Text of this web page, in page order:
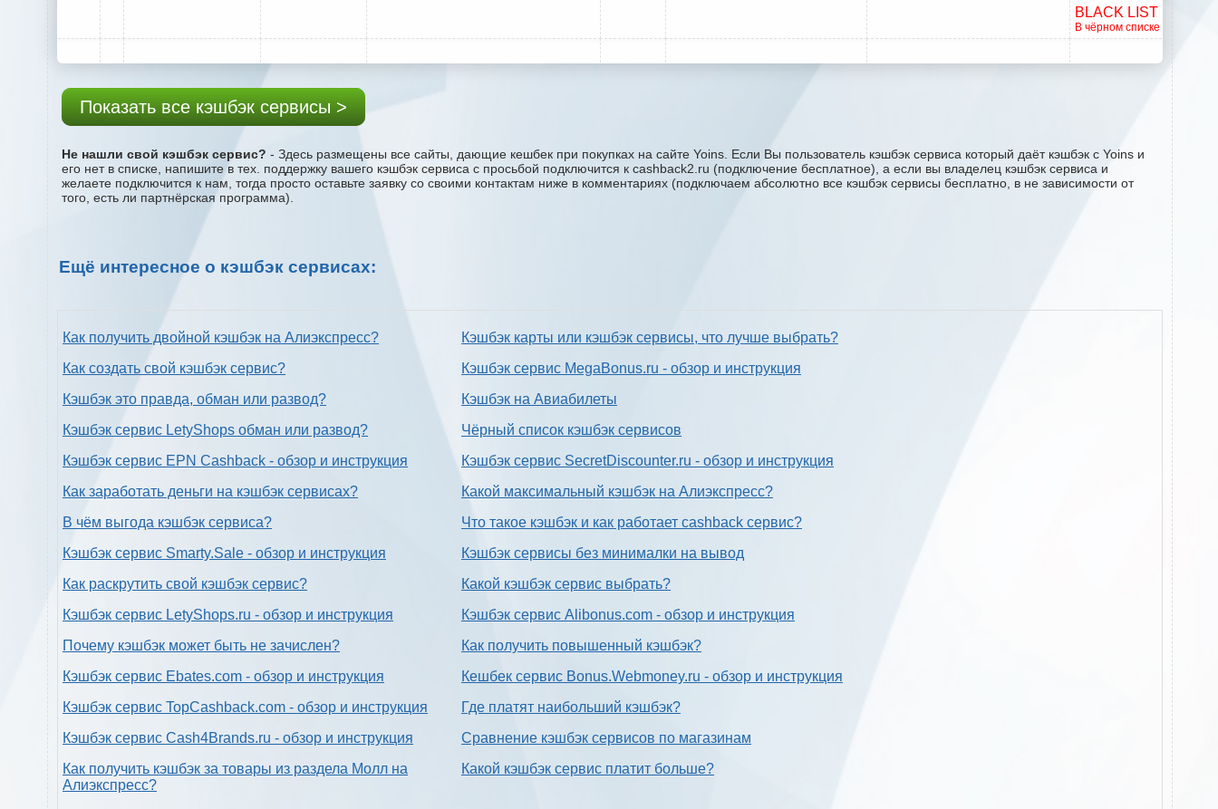
BLACK LIST
В чёрном списке
Показать все кэшбэк сервисы >
Не нашли свой кэшбэк сервис? - Здесь размещены все сайты, дающие кешбек при покупках на сайте Yoins. Если Вы пользователь кэшбэк сервиса который даёт кэшбэк с Yoins и
его нет в списке, напишите в тех. поддержку вашего кэшбэк сервиса с проcьбой подключится к cashback2.ru (подключение бесплатное), а если вы владелец кэшбэк сервиса и
желаете подключится к нам, тогда просто оставьте заявку со своими контактам ниже в комментариях (подключаем абсолютно все кэшбэк сервисы бесплатно, в не зависимости от
того, есть ли партнёрская программа).
Ещё интересное о кэшбэк сервисах:
Как получить двойной кэшбэк на Алиэкспресс?
Как создать свой кэшбэк сервис?
Кэшбэк это правда, обман или развод?
Кэшбэк сервис LetyShops обман или развод?
Кэшбэк сервис EPN Cashback - обзор и инструкция
Как заработать деньги на кэшбэк сервисах?
В чём выгода кэшбэк сервиса?
Кэшбэк сервис Smarty.Sale - обзор и инструкция
Как раскрутить свой кэшбэк сервис?
Кэшбэк сервис LetyShops.ru - обзор и инструкция
Почему кэшбэк может быть не зачислен?
Кэшбэк сервис Ebates.com - обзор и инструкция
Кэшбэк сервис TopCashback.com - обзор и инструкция
Кэшбэк сервис Cash4Brands.ru - обзор и инструкция
Как получить кэшбэк за товары из раздела Молл на
Алиэкспресс?
Кэшбэк карты или кэшбэк сервисы, что лучше выбрать?
Кэшбэк сервис MegaBonus.ru - обзор и инструкция
Кэшбэк на Авиабилеты
Чёрный список кэшбэк сервисов
Кэшбэк сервис SecretDiscounter.ru - обзор и инструкция
Какой максимальный кэшбэк на Алиэкспресс?
Что такое кэшбэк и как работает cashback сервис?
Кэшбэк сервисы без минималки на вывод
Какой кэшбэк сервис выбрать?
Кэшбэк сервис Alibonus.com - обзор и инструкция
Как получить повышенный кэшбэк?
Кешбек сервис Bonus.Webmoney.ru - обзор и инструкция
Где платят наибольший кэшбэк?
Сравнение кэшбэк сервисов по магазинам
Какой кэшбэк сервис платит больше?